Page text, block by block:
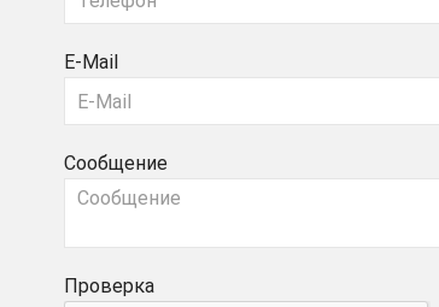
E-Mail
Сообщение
Проверка